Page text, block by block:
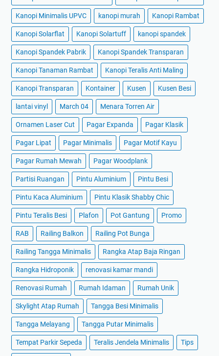
Kanopi Minimalis UPVC kanopi murah Kanopi Rambat
Kanopi Solarflat Kanopi Solartuff kanopi spandek
Kanopi Spandek Pabrik Kanopi Spandek Transparan
Kanopi Tanaman Rambat Kanopi Teralis Anti Maling
Kanopi Transparan Kontainer Kusen Kusen Besi
lantai vinyl March 04 Menara Torren Air
Ornamen Laser Cut Pagar Expanda Pagar Klasik
Pagar Lipat Pagar Minimalis Pagar Motif Kayu
Pagar Rumah Mewah Pagar Woodplank
Partisi Ruangan Pintu Aluminium Pintu Besi
Pintu Kaca Aluminium Pintu Klasik Shabby Chic
Pintu Teralis Besi Plafon Pot Gantung Promo
RAB Railing Balkon Railing Pot Bunga
Railing Tangga Minimalis Rangka Atap Baja Ringan
Rangka Hidroponik renovasi kamar mandi
Renovasi Rumah Rumah Idaman Rumah Unik
Skylight Atap Rumah Tangga Besi Minimalis
Tangga Melayang Tangga Putar Minimalis
Tempat Parkir Sepeda Teralis Jendela Minimalis Tips